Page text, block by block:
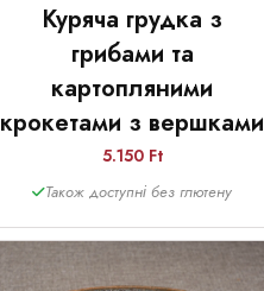
Куряча грудка з
грибами та
картопляними
крокетами з вершками
5.150 Ft
Також доступні без глютену